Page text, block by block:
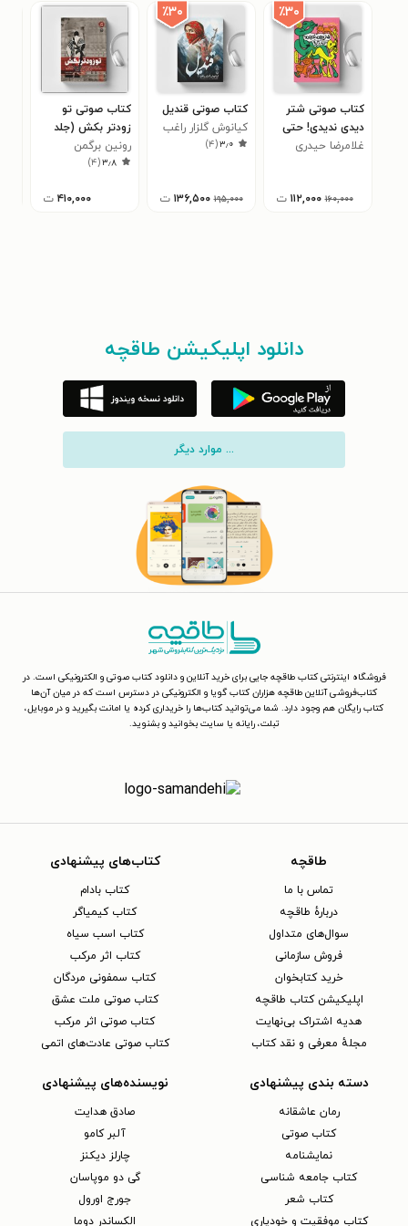
٪۳۰
کتاب صوتی شتر
دیدی ندیدی! حتی
خر و گربه
غلامرضا حیدری
۱۶۰,۰۰۰ ۱۱۲,۰۰۰ ت
٪۳۰
کتاب صوتی قندیل
کیانوش گلزار راغب
۳٫۰(۴)
۱۹۵,۰۰۰ ۱۳۶,۵۰۰ ت
کتاب صوتی تو
زودتر بکش (جلد
چهارم)
رونین برگمن
۳٫۸(۴)
۴۱۰,۰۰۰ ت
دانلود اپلیکیشن طاقچه
... موارد دیگر
فروشگاه اینترنتی کتاب طاقچه جایی برای خرید آنلاین و دانلود کتاب صوتی و الکترونیکی است. در
کتاب‌فروشی آنلاین طاقچه هزاران کتاب گویا و الکترونیکی در دسترس است که در میان آن‌ها
کتاب رایگان هم وجود دارد. شما می‌توانید کتاب‌ها را خریداری کرده یا امانت بگیرید و در موبایل،
تبلت، رایانه یا سایت بخوانید و بشنوید.
طاقچه
تماس با ما
دربارهٔ طاقچه
سوال‌های متداول
فروش سازمانی
خرید کتابخوان
اپلیکیشن کتاب طاقچه
هدیه اشتراک بی‌نهایت
مجلهٔ معرفی و نقد کتاب
کتاب‌های پیشنهادی
کتاب بادام
کتاب کیمیاگر
کتاب اسب سیاه
کتاب اثر مرکب
کتاب سمفونی مردگان
کتاب صوتی ملت عشق
کتاب صوتی اثر مرکب
کتاب صوتی عادت‌های اتمی
دسته بندی پیشنهادی
رمان عاشقانه
کتاب‌ صوتی
نمایشنامه
کتاب جامعه شناسی
کتاب شعر
کتاب موفقیت و خودیاری
نویسنده‌های پیشنهادی
صادق هدایت
آلبر کامو
چارلز دیکنز
گی دو موپاسان
جورج اورول
الکساندر دوما